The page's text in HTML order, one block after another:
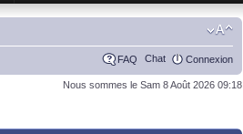
FAQ Chat Connexion
Nous sommes le Sam 8 Août 2026 09:18